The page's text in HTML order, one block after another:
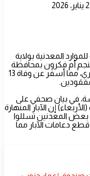
المعدنية بولاية
آبار مهجورة بمنجم أم فكرون بمحافظة
أبوجبيهة في الثالث والعشرين من يناير الجاري، مما أسفر عن وفاة 13
في بيان صحفي على
إن الآبار المنهارة
المعدنين تسللوا
دعامات الآبار مما